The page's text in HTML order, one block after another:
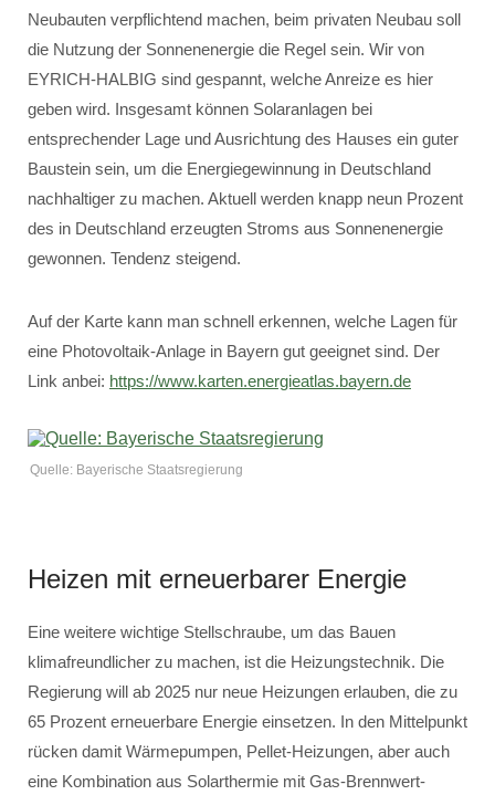
Neubauten verpflichtend machen, beim privaten Neubau soll
die Nutzung der Sonnenenergie die Regel sein. Wir von
EYRICH-HALBIG sind gespannt, welche Anreize es hier
geben wird. Insgesamt können Solaranlagen bei
entsprechender Lage und Ausrichtung des Hauses ein guter
Baustein sein, um die Energiegewinnung in Deutschland
nachhaltiger zu machen. Aktuell werden knapp neun Prozent
des in Deutschland erzeugten Stroms aus Sonnenenergie
gewonnen. Tendenz steigend.
Auf der Karte kann man schnell erkennen, welche Lagen für
eine Photovoltaik-Anlage in Bayern gut geeignet sind. Der
Link anbei: https://www.karten.energieatlas.bayern.de
Quelle: Bayerische Staatsregierung
Heizen mit erneuerbarer Energie
Eine weitere wichtige Stellschraube, um das Bauen
klimafreundlicher zu machen, ist die Heizungstechnik. Die
Regierung will ab 2025 nur neue Heizungen erlauben, die zu
65 Prozent erneuerbare Energie einsetzen. In den Mittelpunkt
rücken damit Wärmepumpen, Pellet-Heizungen, aber auch
eine Kombination aus Solarthermie mit Gas-Brennwert-